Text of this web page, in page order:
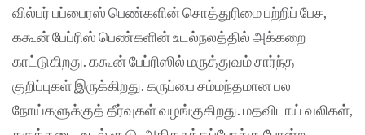
வில்பர் பப்பைரஸ் பெண்களின் சொத்துரிமை பற்றிப் பேச,
ககூன் பேப்ரிஸ் பெண்களின் உடல்நலத்தில் அக்கறை
காட்டுகிறது. ககூன் பேப்ரிஸில் மருத்துவம் சார்ந்த
குறிப்புகள் இருக்கிறது. கருப்பை சம்மந்தமான பல
நோய்களுக்குத் தீர்வுகள் வழங்குகிறது. மதவிடாய் வலிகள்,